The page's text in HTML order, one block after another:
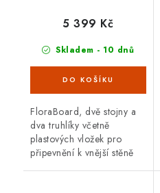
Skladem - 10 dnů
5 399 Kč
FloraBoard, dvě stojny a
dva truhlíky včetně
plastových vložek pro
připevnění k vnější stěně